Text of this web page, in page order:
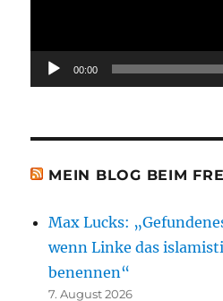
00:00
MEIN BLOG BEIM
Max Lucks:
wenn Linke das
benennen“
7. August 2026